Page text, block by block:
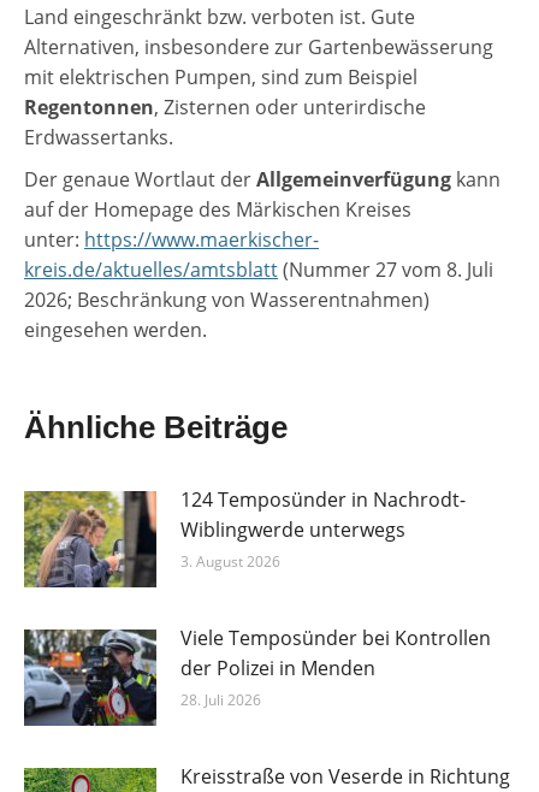
Land eingeschränkt bzw. verboten ist. Gute
Alternativen, insbesondere zur Gartenbewässerung
mit elektrischen Pumpen, sind zum Beispiel
Regentonnen, Zisternen oder unterirdische
Erdwassertanks.
Der genaue Wortlaut derAllgemeinverfügung kann
auf der Homepage des Märkischen Kreises
unter: https://www.maerkischer-
kreis.de/aktuelles/amtsblatt(Nummer 27 vom 8. Juli
2026; Beschränkung von Wasserentnahmen)
eingesehen werden.
Ähnliche Beiträge
124 Temposünder in Nachrodt-
Wiblingwerde unterwegs
3. August 2026
Viele Temposünder bei Kontrollen
der Polizei in Menden
28. Juli 2026
Kreisstraße von Veserde in Richtung